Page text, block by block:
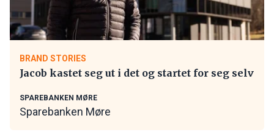
BRAND STORIES
Jacob kastet seg ut i det og startet for seg selv
SPAREBANKEN MØRE
Sparebanken Møre